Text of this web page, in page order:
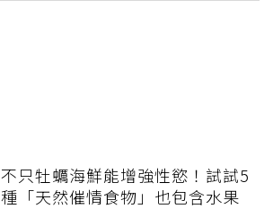
不只牡蠣海鮮能增強性慾！試試5
種「天然催情食物」也包含水果